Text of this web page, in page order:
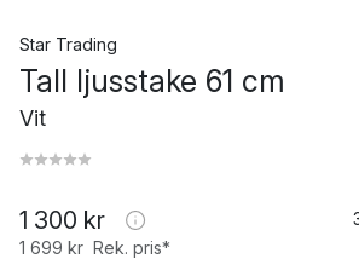
Star Trading
Tall ljusstake 61 cm
Vit
1 300 kr
1 699 kr Rek. pris*